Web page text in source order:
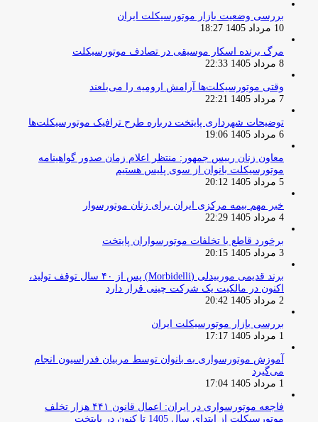
بررسی وضعیت بازار موتورسیکلت ایران
10 مرداد 1405 18:27
مرگ برنده اسکار موسیقی در تصادف موتورسیکلت
8 مرداد 1405 22:33
وقتی موتورسیکلت‌ها آرامش ارومیه را می‌بلعند
7 مرداد 1405 22:21
توضیحات شهرداری پایتخت درباره طرح ترافیک موتورسیکلت‌ها
6 مرداد 1405 19:06
معاون زنان رییس جمهور: منتظر اعلام زمان صدور گواهینامه
موتورسیکلت بانوان از سوی پلیس هستیم
5 مرداد 1405 20:12
خبر مهم بیمه مرکزی ایران برای زنان موتورسوار
4 مرداد 1405 22:29
برخورد قاطع با تخلفات موتورسواران پایتخت
3 مرداد 1405 20:15
برند قدیمی موربیدلی (Morbidelli) پس از ۴۰ سال توقف تولید،
اکنون در مالکیت یک شرکت چینی قرار دارد
2 مرداد 1405 20:42
بررسی بازار موتورسیکلت ایران
1 مرداد 1405 17:17
آموزش موتورسواری به بانوان توسط مربیان فدراسیون انجام
می‌گیرد
1 مرداد 1405 17:04
فاجعه موتورسواری در ایران: اعمال قانون ۴۴۱ هزار تخلف
موتورسیکلت از ابتدای سال 1405 تا کنون در پایتخت